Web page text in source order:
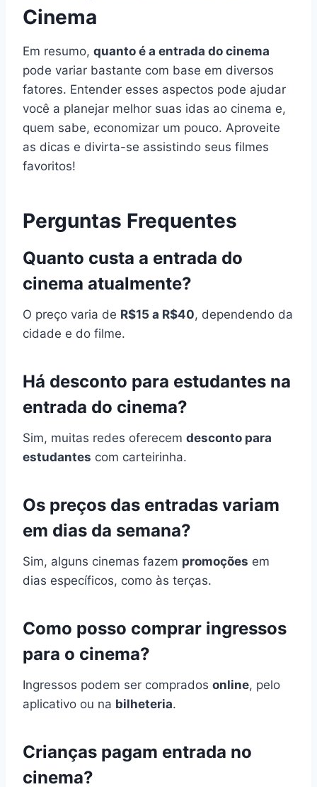
Cinema
Em resumo, quanto é a entrada do cinema
pode variar bastante com base em diversos
fatores. Entender esses aspectos pode ajudar
você a planejar melhor suas idas ao cinema e,
quem sabe, economizar um pouco. Aproveite
as dicas e divirta-se assistindo seus filmes
favoritos!
Perguntas Frequentes
Quanto custa a entrada do
cinema atualmente?
O preço varia de R$15 a R$40, dependendo da
cidade e do filme.
Há desconto para estudantes na
entrada do cinema?
Sim, muitas redes oferecem desconto para
estudantes com carteirinha.
Os preços das entradas variam
em dias da semana?
Sim, alguns cinemas fazem promoções em
dias específicos, como às terças.
Como posso comprar ingressos
para o cinema?
Ingressos podem ser comprados online, pelo
aplicativo ou na bilheteria.
Crianças pagam entrada no
cinema?